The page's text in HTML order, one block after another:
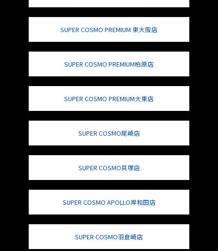
SUPER COSMO PREMIUM 東大阪店
SUPER COSMO PREMIUM柏原店
SUPER COSMO PREMIUM大東店
SUPER COSMO尾崎店
SUPER COSMO貝塚店
SUPER COSMO APOLLO岸和田店
SUPER COSMO羽倉崎店